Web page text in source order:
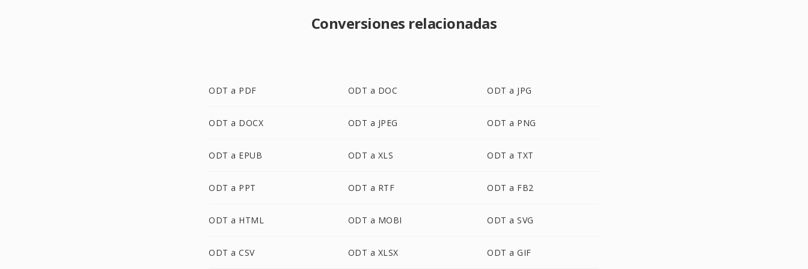
Conversiones relacionadas
ODT a PDF ODT a DOC ODT a JPG
ODT a DOCX ODT a JPEG ODT a PNG
ODT a EPUB ODT a XLS ODT a TXT
ODT a PPT ODT a RTF ODT a FB2
ODT a HTML ODT a MOBI ODT a SVG
ODT a CSV ODT a XLSX ODT a GIF